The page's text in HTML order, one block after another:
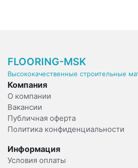
FLOORING-MSK
Высококачественные строительные
Компания
О компании
Вакансии
Публичная оферта
Политика конфиденциальности
Информация
Условия оплаты